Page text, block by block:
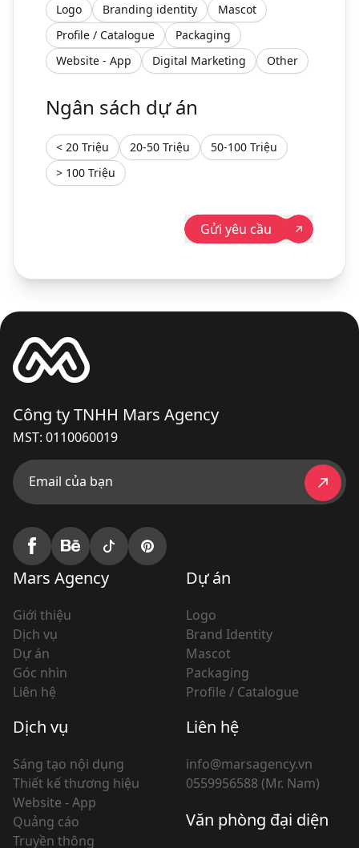
Logo Branding identity
Mascot
Profile / Catalogue
Packaging
Website - App
Digital Marketing Other
Ngân sách dự án
< 20 Triệu 20-50 Triệu
50-100 Triệu
> 100 Triệu
Gửi yêu cầu
Công ty TNHH Mars Agency
MST: 0110060019
Email của bạn
Mars Agency
Giới thiệu
Dịch vụ
Dự án
Góc nhìn
Liên hệ
Dự án
Logo
Brand Identity
Mascot
Packaging
Profile / Catalogue
Dịch vụ
Sáng tạo nội dụng
Thiết kế thương hiệu
Website - App
Quảng cáo
Truyền thông
Liên hệ
info@marsagency.vn
0559956588 (Mr. Nam)
Văn phòng đại diện